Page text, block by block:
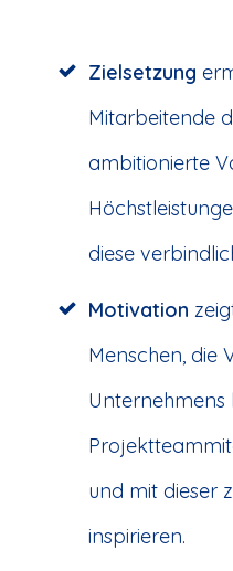
Zielsetzung
Mitarbeitende
ambitionierte
diese
Motivation
Menschen, die
Unternehmens
und mit dieser
inspirieren.